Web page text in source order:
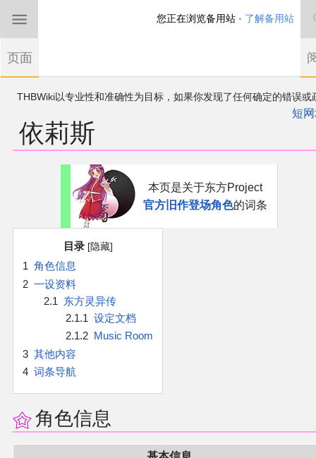
THBWiki以专业性和准确性为目标，如果你发现了任何确定的错误或
如果您是第一次来到这里，请点击右上角注册一
有任何意见、建议、求助、反馈都可以在
短
依莉斯
航
索
本页是关于东方Project
官方旧作登场角色的词条
目录
1 角色信息
2 一设资料
2.1 东方灵异传
2.1.1 设定文档
2.1.2 Music Room
3 其他内容
4 词条导航
角色信息
您正在浏览备用站 · 了解备用站
页面
首页
东方Project
东方同人规约
沙盒（建议使用）
加入我们
官方作品
官方游戏
官方音乐
官方书籍